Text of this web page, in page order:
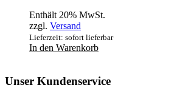
Enthält 20% MwSt.
zzgl. Versand
Lieferzeit: sofort lieferbar
In den Warenkorb
Unser Kundenservice